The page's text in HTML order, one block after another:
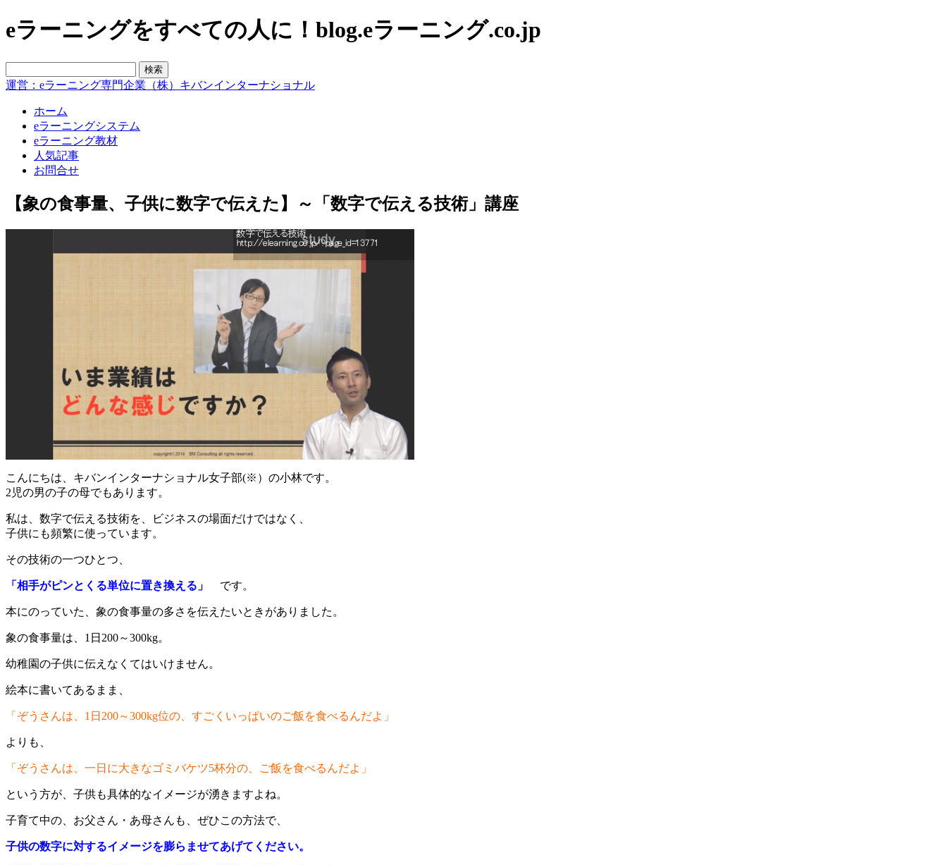
eラーニングをすべての人に！blog.eラーニング.co.jp
運営：eラーニング専門企業（株）キバンインターナショナル
ホーム
eラーニングシステム
eラーニング教材
人気記事
お問合せ
【象の食事量、子供に数字で伝えた】～「数字で伝える技術」講座
こんにちは、キバンインターナショナル女子部(※）の小林です。
2児の男の子の母でもあります。
私は、数字で伝える技術を、ビジネスの場面だけではなく、
子供にも頻繁に使っています。
その技術の一つひとつ、
「相手がピンとくる単位に置き換える」 です。
本にのっていた、象の食事量の多さを伝えたいときがありました。
象の食事量は、1日200～300kg。
幼稚園の子供に伝えなくてはいけません。
絵本に書いてあるまま、
「ぞうさんは、1日200～300kg位の、すごくいっぱいのご飯を食べるんだよ」
よりも、
「ぞうさんは、一日に大きなゴミバケツ5杯分の、ご飯を食べるんだよ」
という方が、子供も具体的なイメージが湧きますよね。
子育て中の、お父さん・あ母さんも、ぜひこの方法で、
子供の数字に対するイメージを膨らませてあげてください。